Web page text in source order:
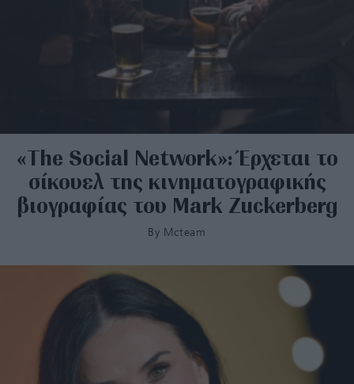
«The Social Network»: Έρχεται το
σίκουελ της κινηματογραφικής
βιογραφίας του Mark Zuckerberg
By Mcteam